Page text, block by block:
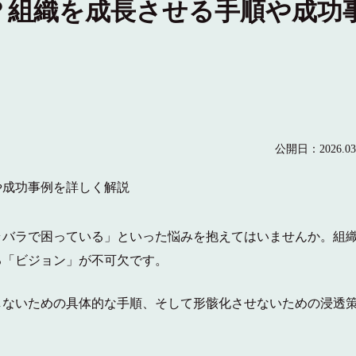
織を成長させる手順や成功
公開日：
ラで困っている」といった悩みを抱えてはいませんか。組
ビジョン」が不可欠です。
いための具体的な手順、そして形骸化させないための浸透